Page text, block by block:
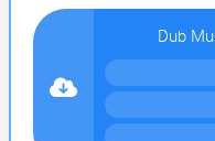
Dub